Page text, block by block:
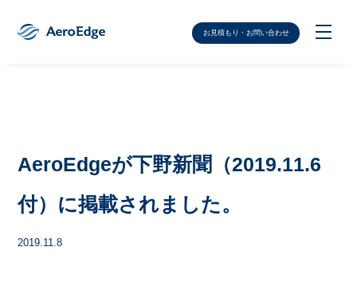
お見積もり・お問い合わせ
AeroEdgeが下野新聞（2019.11.6
付）に掲載されました。
2019.11.8